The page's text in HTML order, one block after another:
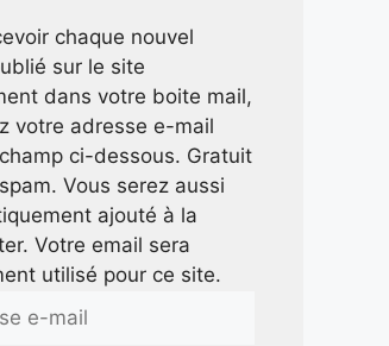
chaque nouvel
sur le site
dans votre boite mail,
votre adresse e-mail
ci-dessous. Gratuit
Vous serez aussi
ajouté à la
Votre email sera
utilisé pour ce site.